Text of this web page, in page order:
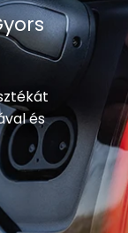
és